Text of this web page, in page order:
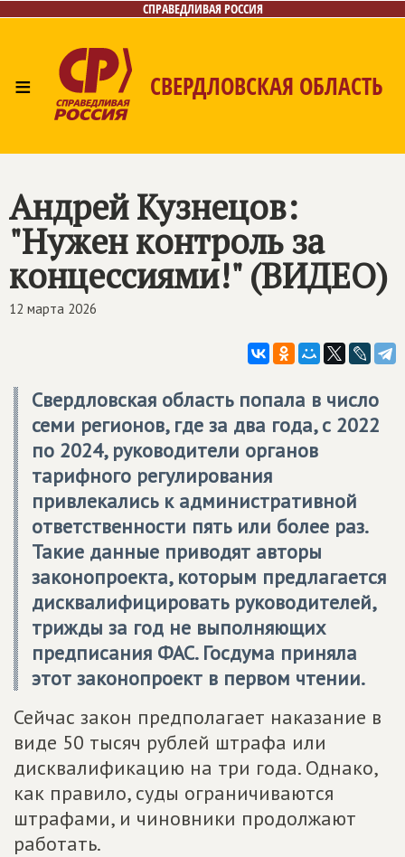
СПРАВЕДЛИВАЯ РОССИЯ
≡ СВЕРДЛОВСКАЯ ОБЛАСТЬ
Контакты
Андрей Кузнецов:
"Нужен контроль за
концессиями!" (ВИДЕО)
12 марта 2026
Свердловская область попала в число
семи регионов, где за два года, с 2022
по 2024, руководители органов
тарифного регулирования
привлекались к административной
ответственности пять или более раз.
Такие данные приводят авторы
законопроекта, которым предлагается
дисквалифицировать руководителей,
трижды за год не выполняющих
предписания ФАС. Госдума приняла
этот законопроект в первом чтении.
Сейчас закон предполагает наказание в
виде 50 тысяч рублей штрафа или
дисквалификацию на три года. Однако,
как правило, суды ограничиваются
штрафами, и чиновники продолжают
работать.